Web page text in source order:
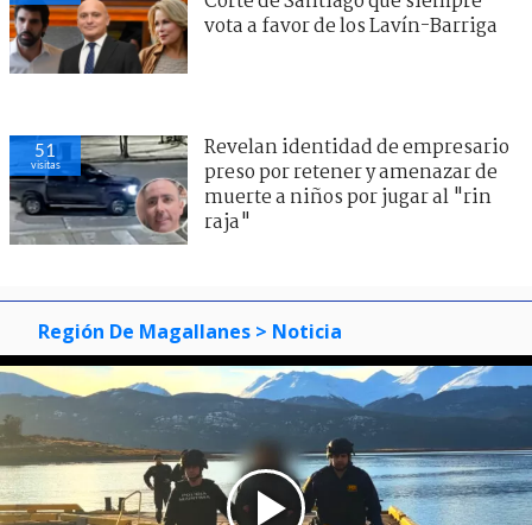
vota a favor de los Lavín-Barriga
51
visitas
Revelan identidad de empresario
preso por retener y amenazar de
muerte a niños por jugar al "rin
raja"
Región De Magallanes > Noticia